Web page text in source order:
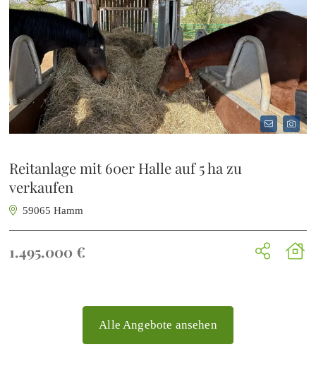
Reitanlage mit 60er Halle auf 5 ha zu
verkaufen
59065 Hamm
1.495.000 €
Alle Angebote ansehen